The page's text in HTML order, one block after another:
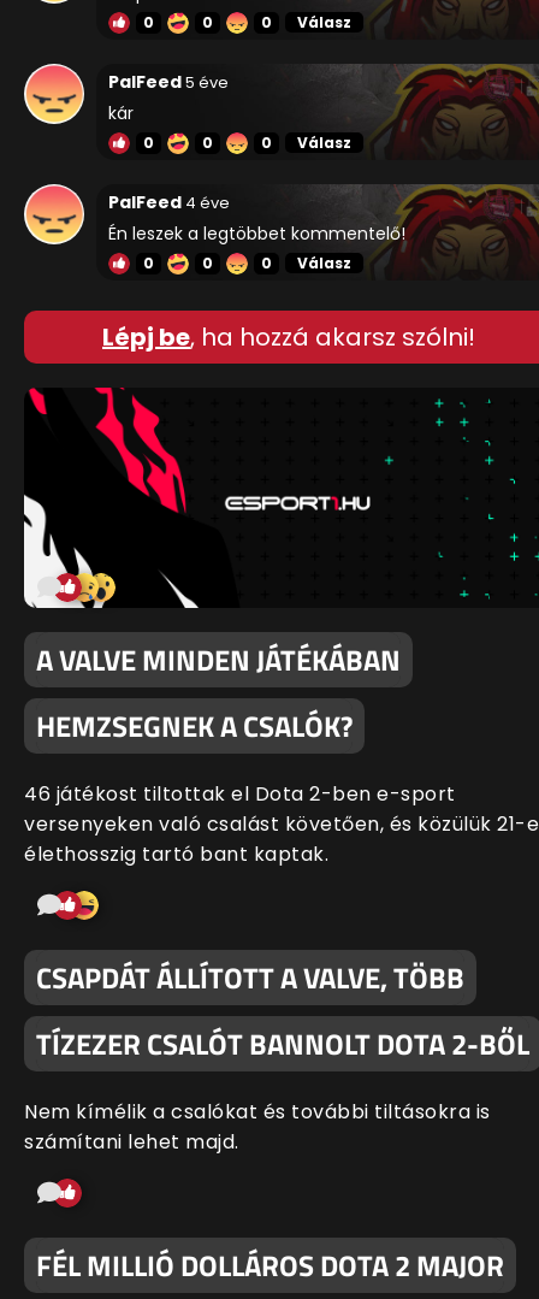
0 0 0 Válasz
PalFeed5 éve
kár
0 0 0 Válasz
PalFeed 4 éve
Én leszek a legtöbbet kommentelő!
0 0 0 Válasz
Lépj be, ha hozzá akarsz szólni!
A VALVE MINDEN JÁTÉKÁBAN
HEMZSEGNEK A CSALÓK?
46 játékost tiltottak el Dota 2-ben e-sport
versenyeken való csalást követően, és közülük 21-
élethosszig tartó bant kaptak.
CSAPDÁT ÁLLÍTOTT A VALVE, TÖBB
TÍZEZER CSALÓT BANNOLT DOTA 2-BŐL
Nem kímélik a csalókat és további tiltásokra is
számítani lehet majd.
FÉL MILLIÓ DOLLÁROS DOTA 2 MAJOR